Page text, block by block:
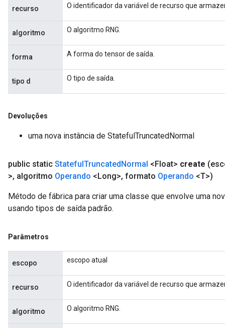
recurso O identificador da variável de recurso que
algoritmo O algoritmo RNG.
forma A forma do tensor de saída.
tipo d O tipo de saída.
Devoluções
uma nova instância de StatefulTruncatedNormal
public static StatefulTruncatedNormal <Float> create
>, algoritmo Operando <Long>, formato Operando <T>)
Método de fábrica para criar uma classe que envolve uma
usando tipos de saída padrão.
Parâmetros
escopo escopo atual
recurso O identificador da variável de recurso que
algoritmo O algoritmo RNG.